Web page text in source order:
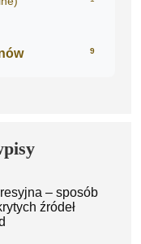
9
– sposób
źródeł